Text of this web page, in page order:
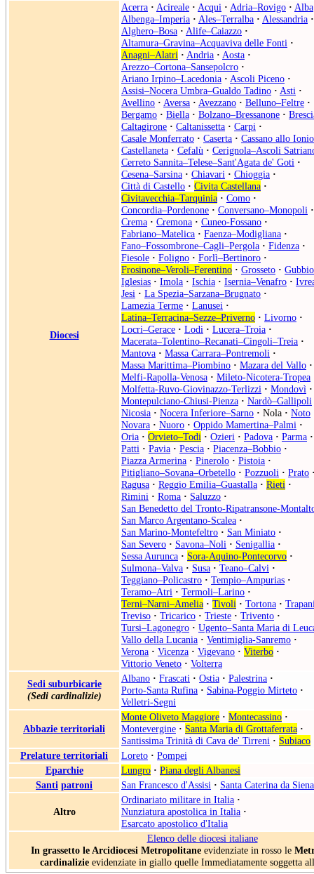
Diocesi
Acerra · Acireale · Acqui · Adria–Rovigo · Alba
Albenga–Imperia · Ales–Terralba · Alessandria ·
Alghero–Bosa · Alife–Caiazzo ·
Altamura–Gravina–Acquaviva delle Fonti ·
Anagni–Alatri · Andria · Aosta ·
Arezzo–Cortona–Sansepolcro ·
Ariano Irpino–Lacedonia · Ascoli Piceno ·
Assisi–Nocera Umbra–Gualdo Tadino · Asti ·
Avellino · Aversa · Avezzano · Belluno–Feltre ·
Bergamo · Biella · Bolzano–Bressanone ·
Caltagirone · Caltanissetta · Carpi ·
Casale Monferrato · Caserta · Cassano allo Ionio
Castellaneta · Cefalù · Cerignola–Ascoli
Cerreto Sannita–Telese–Sant'Agata de' Goti ·
Cesena–Sarsina · Chiavari · Chioggia ·
Città di Castello · Civita Castellana ·
Civitavecchia–Tarquinia · Como ·
Concordia–Pordenone · Conversano–Monopoli ·
Crema · Cremona · Cuneo-Fossano ·
Fabriano–Matelica · Faenza–Modigliana ·
Fano–Fossombrone–Cagli–Pergola · Fidenza ·
Fiesole · Foligno · Forlì–Bertinoro ·
Frosinone–Veroli–Ferentino · Grosseto · Gubbio
Iglesias · Imola · Ischia · Isernia–Venafro ·
Jesi · La Spezia–Sarzana–Brugnato ·
Lamezia Terme · Lanusei ·
Latina–Terracina–Sezze–Priverno · Livorno ·
Locri–Gerace · Lodi · Lucera–Troia ·
Macerata–Tolentino–Recanati–Cingoli–Treia ·
Mantova · Massa Carrara–Pontremoli ·
Massa Marittima–Piombino · Mazara del Vallo ·
Melfi-Rapolla-Venosa · Mileto-Nicotera-Tropea
Molfetta-Ruvo-Giovinazzo-Terlizzi · Mondovì ·
Montepulciano-Chiusi-Pienza · Nardò–Gallipoli
Nicosia · Nocera Inferiore–Sarno · Nola · Noto
Novara · Nuoro · Oppido Mamertina–Palmi ·
Oria · Orvieto–Todi · Ozieri · Padova · Parma ·
Patti · Pavia · Pescia · Piacenza–Bobbio ·
Piazza Armerina · Pinerolo · Pistoia ·
Pitigliano–Sovana–Orbetello · Pozzuoli · Prato
Ragusa · Reggio Emilia–Guastalla · Rieti ·
Rimini · Roma · Saluzzo ·
San Benedetto del Tronto-Ripatransone-
San Marco Argentano-Scalea ·
San Marino-Montefeltro · San Miniato ·
San Severo · Savona–Noli · Senigallia ·
Sessa Aurunca · Sora-Aquino-Pontecorvo ·
Sulmona–Valva · Susa · Teano–Calvi ·
Teggiano–Policastro · Tempio–Ampurias ·
Teramo–Atri · Termoli–Larino ·
Terni–Narni–Amelia · Tivoli · Tortona ·
Treviso · Tricarico · Trieste · Trivento ·
Tursi–Lagonegro · Ugento–Santa Maria di
Vallo della Lucania · Ventimiglia-Sanremo ·
Verona · Vicenza · Vigevano · Viterbo ·
Vittorio Veneto · Volterra
Sedi suburbicarie
(Sedi cardinalizie)
Albano · Frascati · Ostia · Palestrina ·
Porto-Santa Rufina · Sabina-Poggio Mirteto ·
Velletri-Segni
Abbazie territoriali
Monte Oliveto Maggiore · Montecassino ·
Montevergine · Santa Maria di Grottaferrata ·
Santissima Trinità di Cava de' Tirreni · Subiaco
Prelature territoriali
Loreto · Pompei
Eparchie
Lungro · Piana degli Albanesi
Santi patroni San Francesco d'Assisi · Santa Caterina da Siena
Altro
Ordinariato militare in Italia ·
Nunziatura apostolica in Italia ·
Esarcato apostolico d'Italia
Elenco delle diocesi italiane
In grassetto le Arcidiocesi Metropolitane evidenziate in rosso le
cardinalizieevidenziate in giallo quelle Immediatamente soggetta